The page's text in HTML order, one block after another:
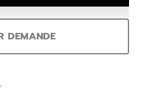
DEMANDE